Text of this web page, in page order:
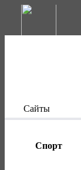
Сайты
Спорт